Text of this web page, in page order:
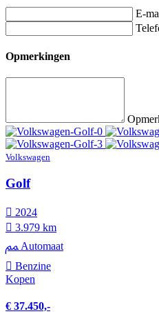
E-
Opmerkingen
Volkswagen
Golf
2024
3.979 km
Automaat
Benzine
Kopen
€ 37.450,-